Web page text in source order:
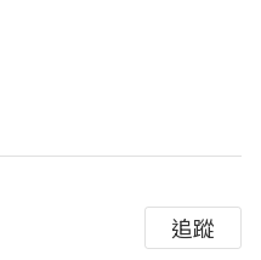
追蹤